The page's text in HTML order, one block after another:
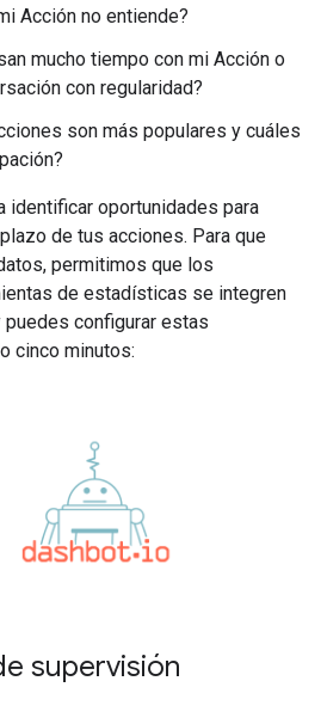
Acción no entiende?
mucho tiempo con mi Acción o
con regularidad?
son más populares y cuáles
identificar oportunidades para
de tus acciones. Para que
permitimos que los
de estadísticas se integren
puedes configurar estas
cinco minutos:
supervisión